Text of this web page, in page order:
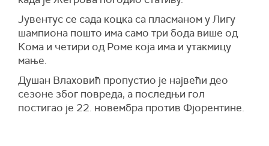
Јувентус се сада коцка са пласманом у Лигу
шампиона пошто има само три бода више од
Кома и четири од Роме која има и утакмицу
мање.
Душан Влаховић пропустио је највећи део
сезоне због повреда, а последњи гол
постигао је 22. новембра против Фјорентине.